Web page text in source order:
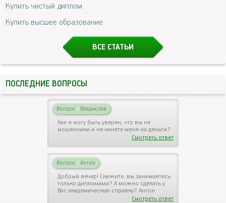
Купить чистый диплом
Купить высшее образование
ВСЕ СТАТЬИ
ПОСЛЕДНИЕ ВОПРОСЫ
Вопрос | Владислав
Как я могу быть уверен, что вы не
мошенники и не кинете меня на деньги?
Смотреть ответ
Вопрос | Антон
Добрый вечер! Скажите, вы занимаетесь
только дипломами? А можно сделать у
Вас академическую справку? Антон
Смотреть ответ